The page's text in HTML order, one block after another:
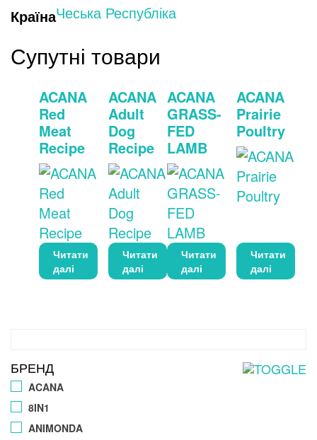
КраїнаЧеська Республіка
Супутні товари
ACANA
Red
Meat
Recipe
Читати
далі
ACANA
Adult
Dog
Recipe
Читати
далі
ACANA
GRASS-
FED
LAMB
Читати
далі
ACANA
Prairie
Poultry
Читати
далі
БРЕНД
ACANA
8IN1
ANIMONDA